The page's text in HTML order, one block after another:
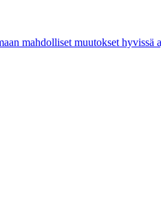
mahdolliset muutokset hyvissä